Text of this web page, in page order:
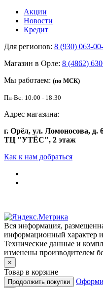
Акции
Новости
Кредит
Для регионов: 8 (930) 063-
Магазин в Орле: 8 (4862)
Мы работаем: (по МСК)
Пн-Вс: 10:00 - 18:30
Адрес магазина:
г. Орёл, ул. Ломоносова, д.
ТЦ "УТЁС", 2 этаж
Как к нам добраться
Вся информация,
информационный характер
Технические данные и
изменены производителем
×
Товар в корзине
Продолжить покупки